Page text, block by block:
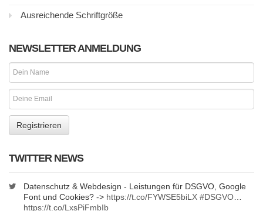
Ausreichende Schriftgröße
NEWSLETTER ANMELDUNG
TWITTER NEWS
Datenschutz & Webdesign - Leistungen für DSGVO, Google
Font und Cookies? -> https://t.co/FYWSE5biLX #DSGVO
https://t.co/LxsPiFmbIb